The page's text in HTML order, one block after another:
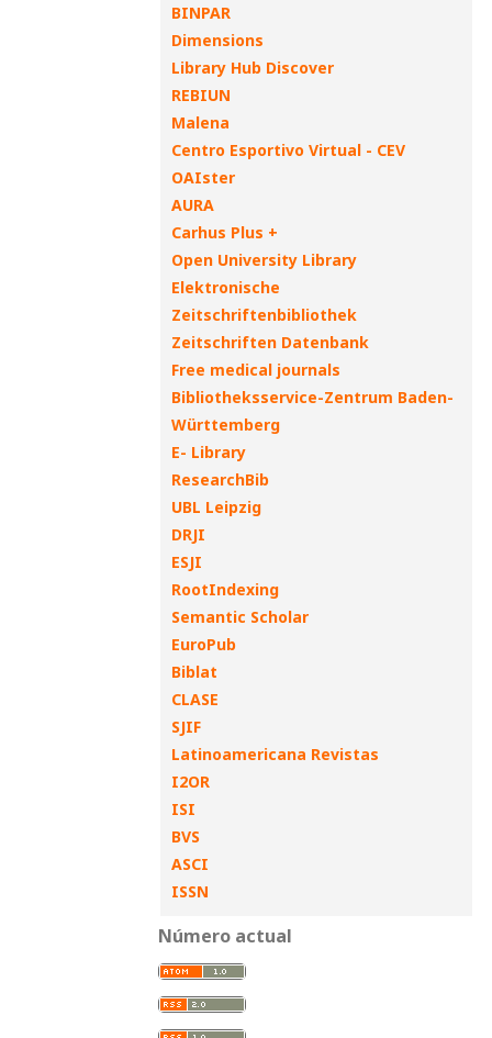
BINPAR
Dimensions
Library Hub Discover
REBIUN
Malena
Centro Esportivo Virtual - CEV
OAIster
AURA
Carhus Plus +
Open University Library
Elektronische
Zeitschriftenbibliothek
Zeitschriften Datenbank
Free medical journals
Bibliotheksservice-Zentrum Baden-
Württemberg
E- Library
ResearchBib
UBL Leipzig
DRJI
ESJI
RootIndexing
Semantic Scholar
EuroPub
Biblat
CLASE
SJIF
Latinoamericana Revistas
I2OR
ISI
BVS
ASCI
ISSN
Número actual